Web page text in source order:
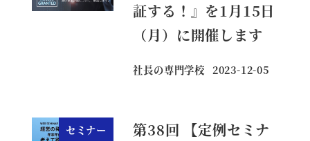
証する！』を1月15日
（月）に開催します
社長の専門学校
投稿日
2023-12-05
セミナー
第38回 【定例セミナ